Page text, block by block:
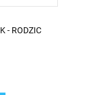
- RODZIC